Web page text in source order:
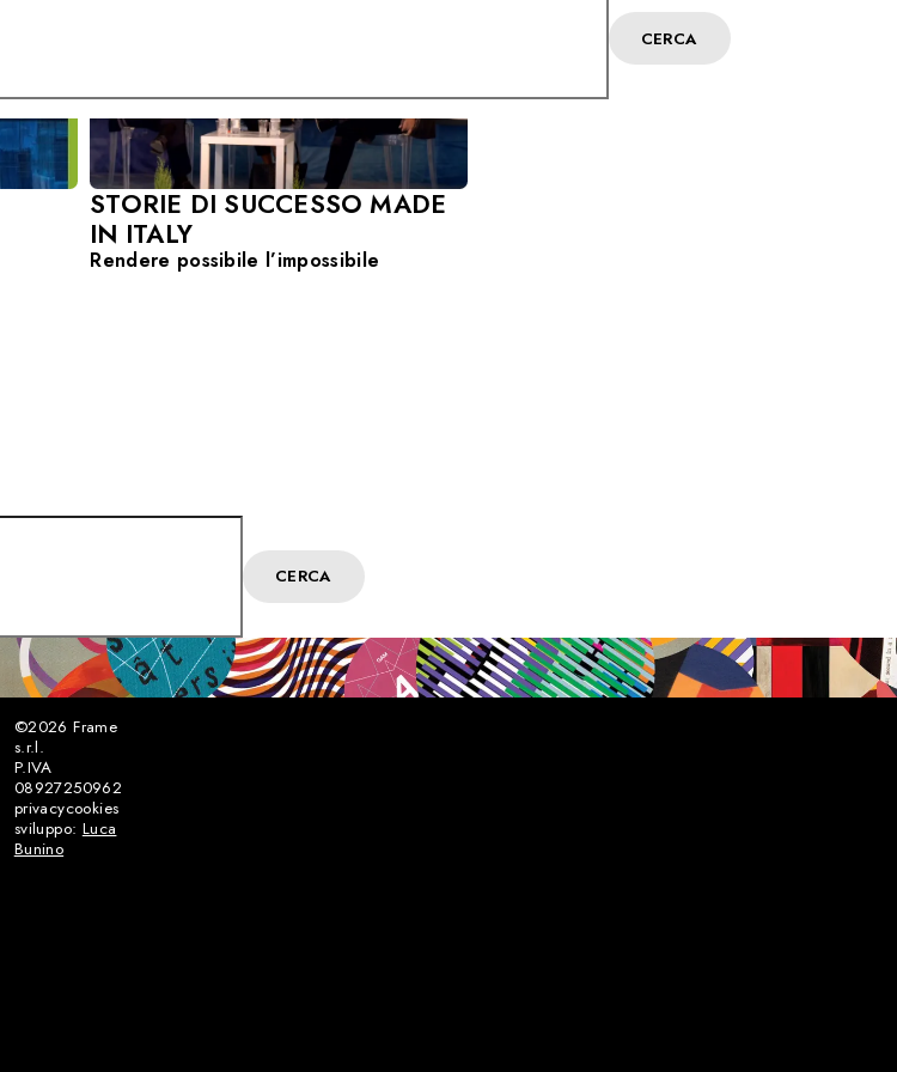
CERCA
STORIE DI SUCCESSO MADE
IN ITALY
Rendere possibile l’impossibile
CERCA
©2026Frame
s.r.l.
P.IVA
08927250962
privacycookies
sviluppo: Luca
Bunino